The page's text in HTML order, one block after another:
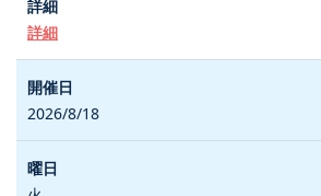
詳細
2026/8/18